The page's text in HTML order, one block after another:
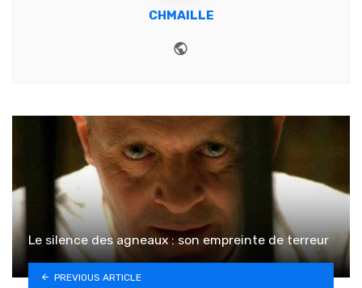
CHMAILLE
Le silence des agneaux : son empreinte de terreur
PREVIOUS ARTICLE